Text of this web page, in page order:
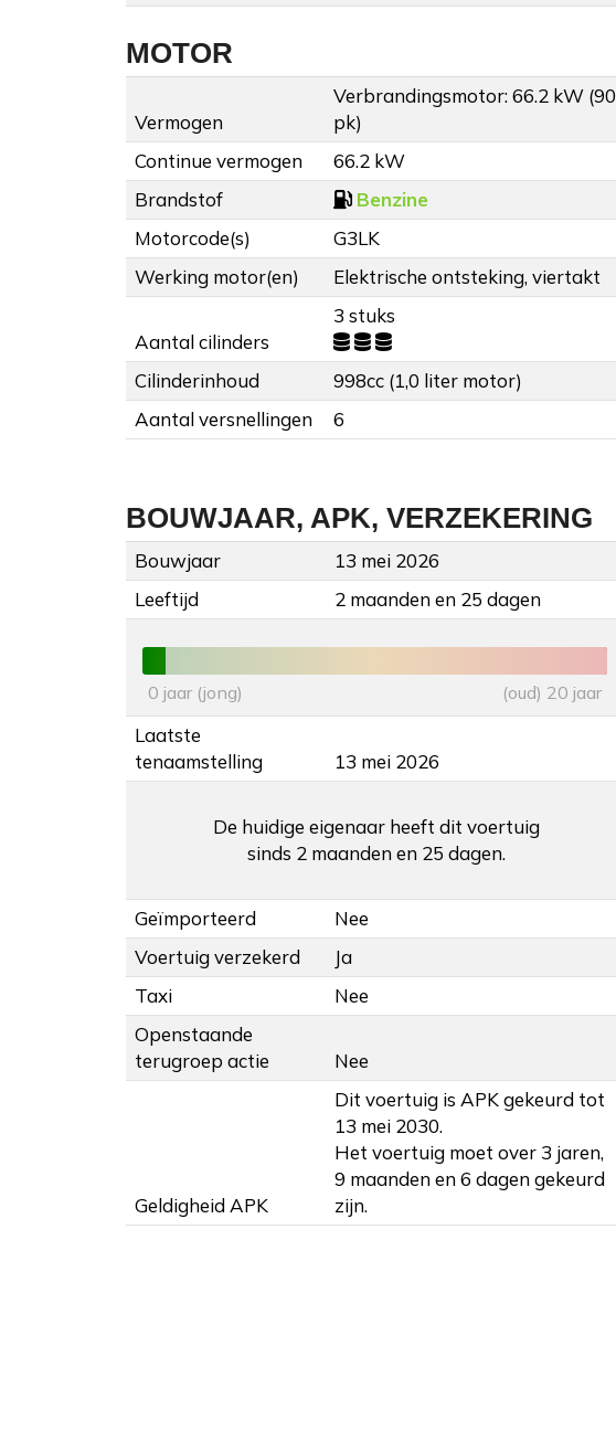
MOTOR
Vermogen
Verbrandingsmotor: 66.2 kW (90
pk)
Continue vermogen
66.2 kW
Brandstof
Benzine
Motorcode(s)
G3LK
Werking motor(en)
Elektrische ontsteking, viertakt
Aantal cilinders
3 stuks
Cilinderinhoud
998cc (1,0 liter motor)
Aantal versnellingen
6
BOUWJAAR, APK, VERZEKERING
Bouwjaar
13 mei 2026
Leeftijd
2 maanden en 25 dagen
0 jaar (jong) (oud) 20 jaar
Laatste
tenaamstelling
13 mei 2026
De huidige eigenaar heeft dit voertuig
sinds 2 maanden en 25 dagen.
Geïmporteerd
Nee
Voertuig verzekerd
Ja
Taxi
Nee
Openstaande
terugroep actie
Nee
Geldigheid APK
Dit voertuig is APK gekeurd tot
13 mei 2030.
Het voertuig moet over 3 jaren,
9 maanden en 6 dagen gekeurd
zijn.